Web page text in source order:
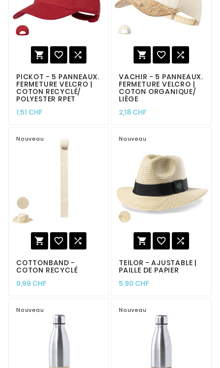
  
PICKOT - 5 PANNEAUX.
FERMETURE VELCRO |
COTON RECYCLÉ/
POLYESTER RPET
1,51 CHF
  
VACHIR - 5 PANNEAUX.
FERMETURE VELCRO |
COTON ORGANIQUE/
LIÈGE
2,18 CHF
Nouveau
  
COTTONBAND -
COTON RECYCLÉ
0,99 CHF
Nouveau
  
TEILOR - AJUSTABLE |
PAILLE DE PAPIER
5,90 CHF
Nouveau Nouveau